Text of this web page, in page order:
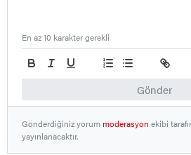
Gönder
En az 10 karakter gerekli
Gönderdiğiniz yorummoderasyon ekibi
yayınlanacaktır.